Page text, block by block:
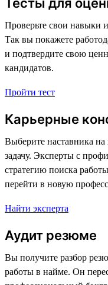
Проверьте свои навыки
Так вы покажете
и подтвердите свою
кандидатов.
Пройти тест
Карьерные
Выберите наставника
задачу. Эксперты с
стратегию поиска
перейти в новую
Найти эксперта
Аудит резюме
Вы получите разбор
работы в найме. Он